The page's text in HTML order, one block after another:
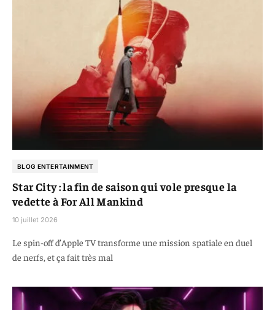
BLOG ENTERTAINMENT
Star City : la fin de saison qui vole presque la
vedette à For All Mankind
10 juillet 2026
Le spin-off d’Apple TV transforme une mission spatiale en duel
de nerfs, et ça fait très mal